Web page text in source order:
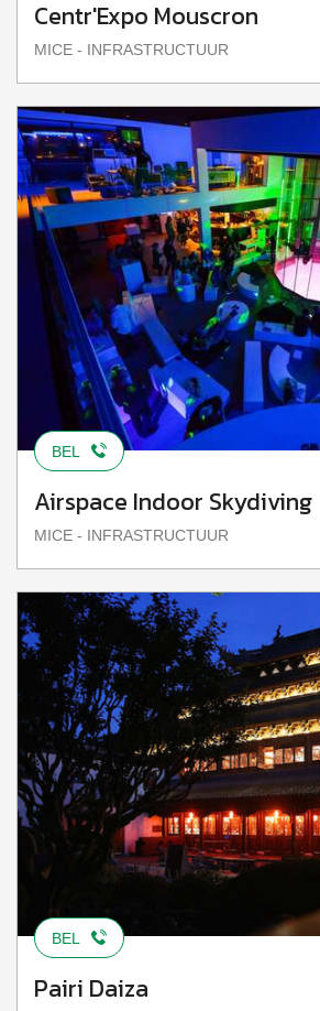
Centr'Expo Mouscron
MICE - INFRASTRUCTUUR
BEL
Airspace Indoor Skydiving
MICE - INFRASTRUCTUUR
BEL
Pairi Daiza